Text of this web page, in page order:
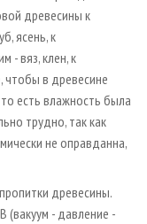
древесины к
ясень, к
- вяз, клен, к
чтобы в древесине
есть влажность была
трудно, так как
не оправданна,
древесины.
(вакуум - давление -